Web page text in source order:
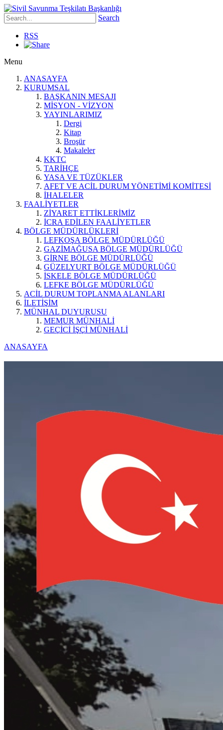
Search
RSS
Menu
ANASAYFA
KURUMSAL
BAŞKANIN MESAJI
MİSYON - VİZYON
YAYINLARIMIZ
Dergi
Kitap
Broşür
Makaleler
KKTC
TARİHÇE
YASA VE TÜZÜKLER
AFET VE ACİL DURUM YÖNETİMİ KOMİTESİ
İHALELER
FAALİYETLER
ZİYARET ETTİKLERİMİZ
İCRA EDİLEN FAALİYETLER
BÖLGE MÜDÜRLÜKLERİ
LEFKOŞA BÖLGE MÜDÜRLÜĞÜ
GAZİMAĞUSA BÖLGE MÜDÜRLÜĞÜ
GİRNE BÖLGE MÜDÜRLÜĞÜ
GÜZELYURT BÖLGE MÜDÜRLÜĞÜ
İSKELE BÖLGE MÜDÜRLÜĞÜ
LEFKE BÖLGE MÜDÜRLÜĞÜ
ACİL DURUM TOPLANMA ALANLARI
İLETİŞİM
MÜNHAL DUYURUSU
MEMUR MÜNHALİ
GEÇİCİ İŞÇİ MÜNHALİ
ANASAYFA